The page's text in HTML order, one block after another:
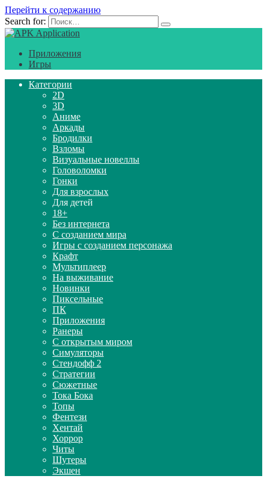
Перейти к содержанию
Search for:
Приложения
Игры
Категории
2D
3D
Аниме
Аркады
Бродилки
Взломы
Визуальные новеллы
Головоломки
Гонки
Для взрослых
Для детей
18+
Без интернета
С созданием мира
Игры с созданием персонажа
Крафт
Мультиплеер
На выживание
Новинки
Пиксельные
ПК
Приложения
Ранеры
С открытым миром
Симуляторы
Стендофф 2
Стратегии
Сюжетные
Тока Бока
Топы
Фентези
Хентай
Хоррор
Читы
Шутеры
Экшен